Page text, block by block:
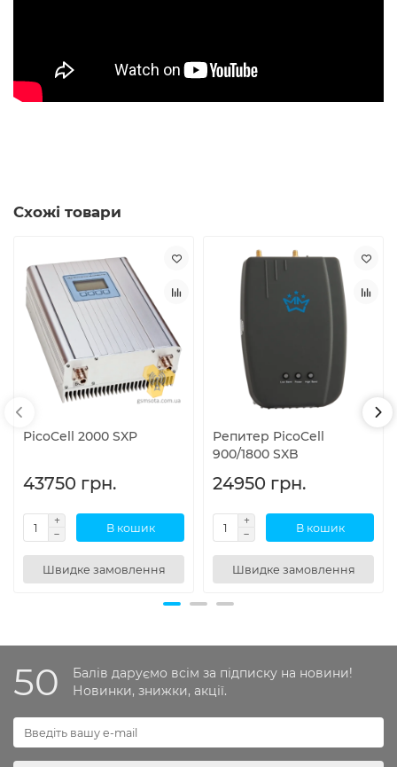
Схожі товари
PicoCell 2000 SXP
43750 грн.
В кошик
Швидке замовлення
Репитер PicoCell
900/1800 SXB
24950 грн.
В кошик
Швидке замовлення
50
Балів даруємо всім за підписку на новини!
Новинки, знижки, акції.